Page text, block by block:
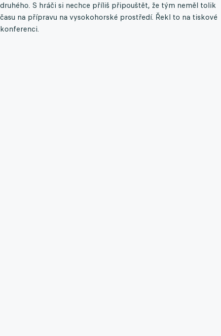
druhého. S hráči si nechce příliš připouštět, že tým neměl tolik
času na přípravu na vysokohorské prostředí. Řekl to na tiskové
konferenci.